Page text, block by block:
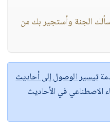
الجنة وأستجير بك من
تيسير الوصول إلى أحاديث
الاصطناعي في الأحاديث